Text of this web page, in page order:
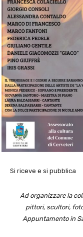
Si riceve e si pubblica
Ad organizzare la
pittori, scultori,
Appuntamento in